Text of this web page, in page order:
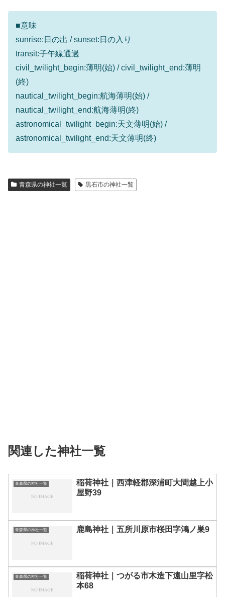
■意味
sunrise:日の出 / sunset:日の入り
transit:子午線通過
civil_twilight_begin:薄明(始) / civil_twilight_end:薄明
(終)
nautical_twilight_begin:航海薄明(始) /
nautical_twilight_end:航海薄明(終)
astronomical_twilight_begin:天文薄明(始) /
astronomical_twilight_end:天文薄明(終)
青森県の神社一覧 黒石市の神社一覧
関連した神社一覧
青森県の神社一覧
稲荷神社｜西津軽郡深浦町大間越上小
屋野39
青森県の神社一覧 鹿島神社｜五所川原市桜田字鴻ノ巣9
青森県の神社一覧
稲荷神社｜つがる市木造下遠山里字松
本68